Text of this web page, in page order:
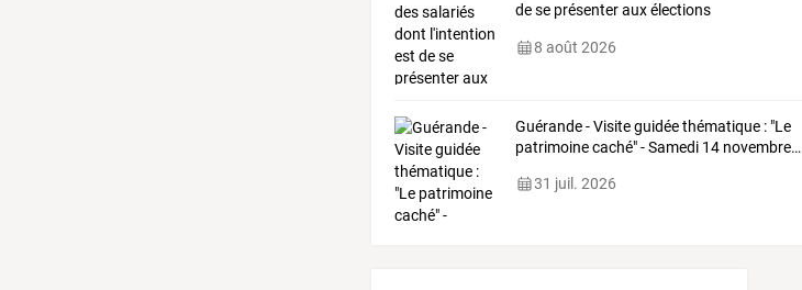
deseprésenterauxélections
8 août 2026
Guérande-Visiteguidéethématique:"Le
patrimoinecaché"-Samedi14novembre…
31 juil. 2026